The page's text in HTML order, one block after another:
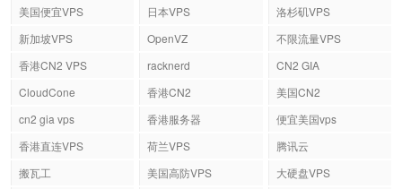
美国便宜VPS
日本VPS
洛杉矶VPS
新加坡VPS
OpenVZ
不限流量VPS
香港CN2 VPS
racknerd
CN2 GIA
CloudCone
香港CN2
美国CN2
cn2 gia vps
香港服务器
便宜美国vps
香港直连VPS
荷兰VPS
腾讯云
搬瓦工
美国高防VPS
大硬盘VPS